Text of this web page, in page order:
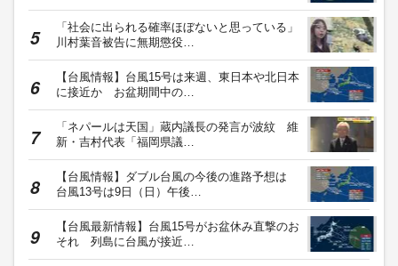
「社会に出られる確率ほぼないと思っている」
川村葉音被告に無期懲役…
【台風情報】台風15号は来週、東日本や北日本
に接近か お盆期間中の…
「ネパールは天国」蔵内議長の発言が波紋 維
新・吉村代表「福岡県議…
【台風情報】ダブル台風の今後の進路予想は
台風13号は9日（日）午後…
【台風最新情報】台風15号がお盆休み直撃のお
それ 列島に台風が接近…